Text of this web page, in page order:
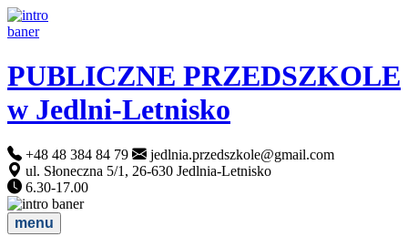
PUBLICZNE PRZEDSZKOLE
w Jedlni-Letnisko
+48 48 384 84 79
jedlnia.przedszkole@gmail.com
ul. Słoneczna 5/1, 26-630 Jedlnia-Letnisko
6.30-17.00
menu